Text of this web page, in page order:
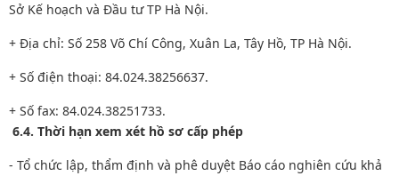
Sở Kế hoạch và Đầu tư TP Hà Nội.
+ Địa chỉ: Số 258 Võ Chí Công, Xuân La, Tây Hồ, TP Hà Nội.
+ Số điện thoại: 84.024.38256637.
+ Số fax: 84.024.38251733.
6.4. Thời hạn xem xét hồ sơ cấp phép
- Tổ chức lập, thẩm định và phê duyệt Báo cáo nghiên cứu khả